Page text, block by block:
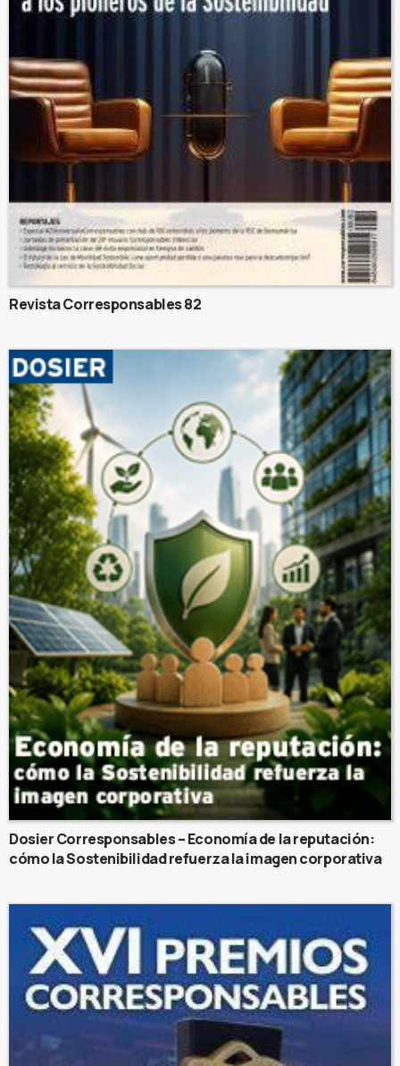
Revista Corresponsables 82
Dosier Corresponsables – Economía de la reputación:
cómo la Sostenibilidad refuerza la imagen corporativa